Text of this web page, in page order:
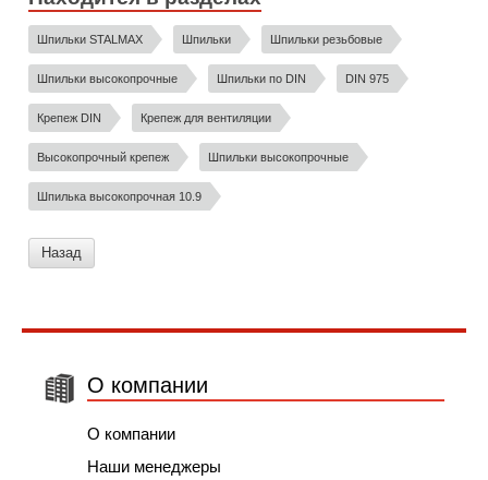
Шпильки STALMAX Шпильки Шпильки резьбовые
Шпильки высокопрочные Шпильки по DIN DIN 975
Крепеж DIN Крепеж для вентиляции
Высокопрочный крепеж Шпильки высокопрочные
Шпилька высокопрочная 10.9
Назад
О компании
О компании
Наши менеджеры